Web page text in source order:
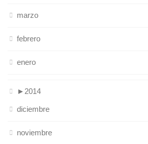
marzo
febrero
enero
► 2014
diciembre
noviembre